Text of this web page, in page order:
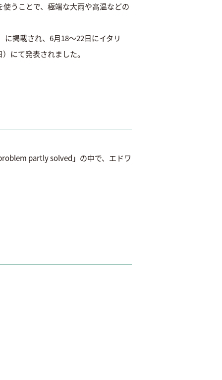
うことで、極端な大雨や高温などの
掲載され、6月18～22日にイタリ
にて発表されました。
partly solved」の中で、エドワ